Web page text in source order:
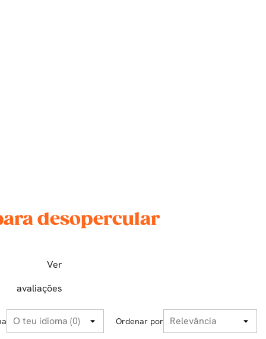
desopercular
Ver
avaliações
Ordenar por